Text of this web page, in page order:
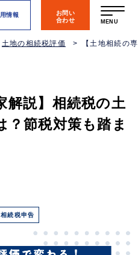
情報
お問い
合わせ
MENU
土地の相続税評価 【土地相続の
解説】相続税の土
？節税対策も踏ま
相続税申告